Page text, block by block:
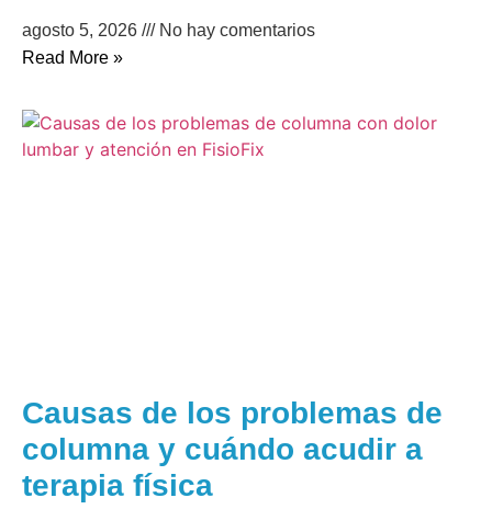
agosto 5, 2026
No hay comentarios
Read More »
Causas de los problemas de
columna y cuándo acudir a
terapia física